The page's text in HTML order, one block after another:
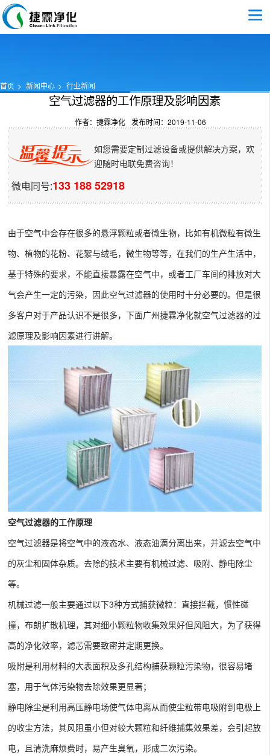
首页 新闻中心 行业新闻
空气过滤器的工作原理及影响因素
作者：捷霖净化 发布时间：2019-11-06
如您需要定制过滤设备或提供解决方案，欢
迎随时电联免费咨询！
微电同号:133 188 52918
由于空气中会存在很多的悬浮颗粒或者微生物，比如有机微粒有微生
物、植物的花粉、花絮与绒毛，微生物等等，在我们的生产生活中，
基于特殊的要求，不能直接暴露在空气中，或者工厂车间的排放对大
气会产生一定的污染，因此空气过滤器的使用时十分必要的。但是很
多客户对于产品认识不是很多，下面广州捷霖净化就空气过滤器的过
滤原理及影响因素进行讲解。
空气过滤器的工作原理
空气过滤器是将空气中的液态水、液态油滴分离出来，并滤去空气中
的灰尘和固体杂质。去除的技术主要有机械过滤、吸附、静电除尘
等。
机械过滤一般主要通过以下3种方式捕获微粒：直接拦截，惯性碰
撞，布朗扩散机理，其对细小颗粒物收集效果好但风阻大，为了获得
高的净化效率，滤芯需要致密并定期更换。
吸附是利用材料的大表面积及多孔结构捕获颗粒污染物，很容易堵
塞，用于气体污染物去除效果更显著；
静电除尘是利用高压静电场使气体电离从而使尘粒带电吸附到电极上
的收尘方法，其风阻虽小但对较大颗粒和纤维捕集效果差，会引起放
电，且清洗麻烦费时，易产生臭氧，形成二次污染。